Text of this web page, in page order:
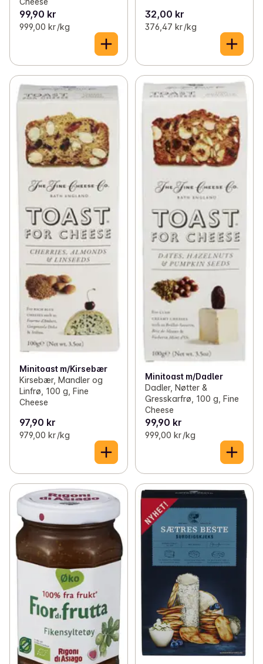
99,90 kr
999,00 kr /kg
32,00 kr
376,47 kr /kg
Minitoast m/Kirsebær
Kirsebær, Mandler og
Linfrø, 100 g, Fine
Cheese
97,90 kr
979,00 kr /kg
Minitoast m/Dadler
Dadler, Nøtter &
Gresskarfrø, 100 g, Fine
Cheese
99,90 kr
999,00 kr /kg